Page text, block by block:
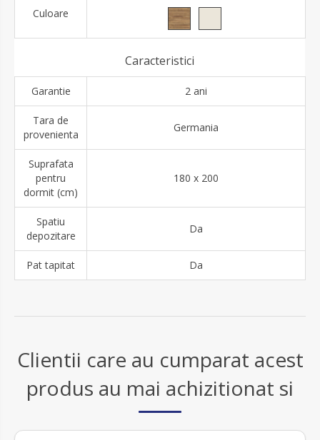
Culoare
Caracteristici
Garantie 2 ani
Tara de
provenienta
Germania
Suprafata
pentru
dormit (cm)
180 x 200
Spatiu
depozitare
Da
Pat tapitat Da
Clientii care au cumparat acest
produs au mai achizitionat si